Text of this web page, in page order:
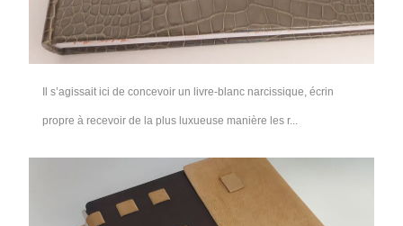
Il s’agissait ici de concevoir un livre-blanc narcissique, écrin
propre à recevoir de la plus luxueuse manière les r...